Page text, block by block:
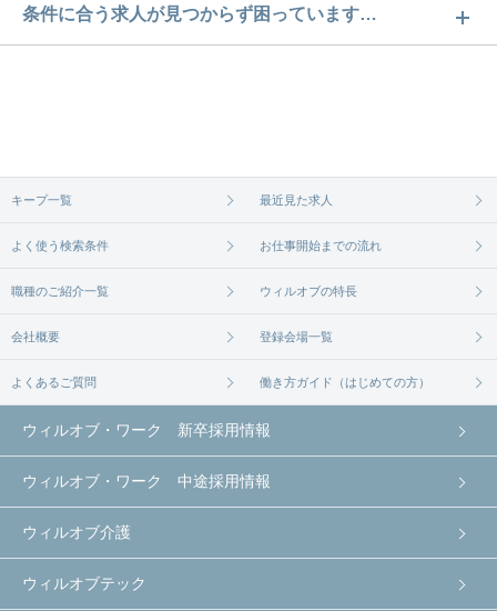
富山・福井・長野・石川・山梨の小矢部市求人数は2
件です。どのような求人があるかぜひチェックして
条件に合う求人が見つからず困っています…
無料相談の登録はコチラから
キープ一覧 最近見た求人
よく使う検索条件 お仕事開始までの流れ
職種のご紹介一覧 ウィルオブの特長
会社概要 登録会場一覧
よくあるご質問 働き方ガイド（はじめての方）
ウィルオブ・ワーク 新卒採用情報
ウィルオブ・ワーク 中途採用情報
ウィルオブ介護
ウィルオブテック